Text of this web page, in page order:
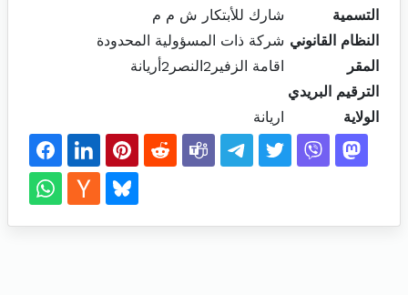
التسمية
شارك للأبتكار ش م م
النظام القانوني شركة ذات المسؤولية المحدودة
المقر
اقامة الزفير2النصر2أريانة
الترقيم البريدي
الولاية
اريانة